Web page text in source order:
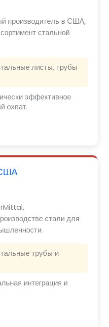
производитель в США,
стальной
листы, трубы
эффективное
охват.
стали для
трубы и
интеграция и